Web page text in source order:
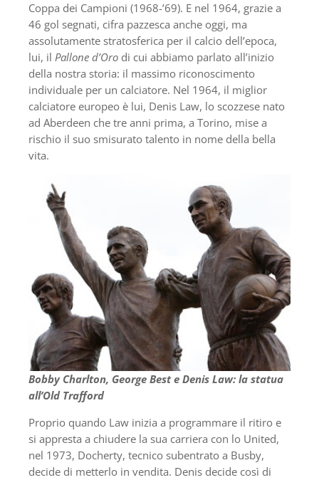
Coppa dei Campioni (1968-’69). E nel 1964, grazie a
46 gol segnati, cifra pazzesca anche oggi, ma
assolutamente stratosferica per il calcio dell’epoca,
lui, il Pallone d’Oro di cui abbiamo parlato all’inizio
della nostra storia: il massimo riconoscimento
individuale per un calciatore. Nel 1964, il miglior
calciatore europeo è lui, Denis Law, lo scozzese nato
ad Aberdeen che tre anni prima, a Torino, mise a
rischio il suo smisurato talento in nome della bella
vita.
Bobby Charlton, George Best e Denis Law: la statua
all’Old Trafford
Proprio quando Law inizia a programmare il ritiro e
si appresta a chiudere la sua carriera con lo United,
nel 1973, Docherty, tecnico subentrato a Busby,
decide di metterlo in vendita. Denis decide così di